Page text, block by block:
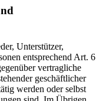
Unterstützer,
entsprechend Art. 6
vertragliche
geschäftlicher
werden oder selbst